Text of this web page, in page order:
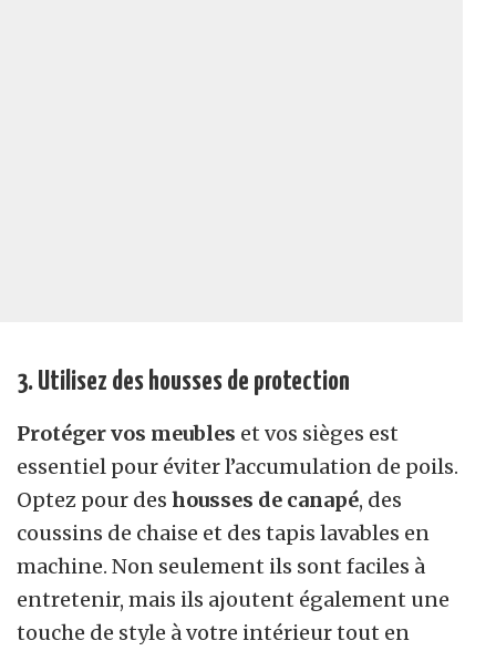
3. Utilisez des housses de protection
Protéger vos meubles et vos sièges est
essentiel pour éviter l’accumulation de poils.
Optez pour des housses de canapé, des
coussins de chaise et des tapis lavables en
machine. Non seulement ils sont faciles à
entretenir, mais ils ajoutent également une
touche de style à votre intérieur tout en